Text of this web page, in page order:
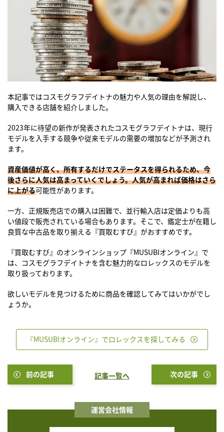
本記事ではコスモグラフデイトナの魅力や人気の理由を解説し、
購入できる店舗を紹介しました。
2023年に待望の新作が発表されたコスモグラフデイトナは、現行
モデルを入手する競争や従来モデルの需要の増加などが予測され
ます。
資産価値が高く、所有するだけでステータスを得られるため、今
後さらに人気は高まっていくでしょう。人気が高まれば価格はさら
に上がる可能性があります。
一方、正規販売店での購入は困難で、並行輸入店は定価よりも高
い値段で販売されている場合もあります。そこで、鑑定士が在籍し
良質な中古品を取り揃える『買取むすび』がおすすめです。
『買取むすび』のオンラインショップ『MUSUBIオンライン』で
は、コスモグラフデイトナを含む魅力的なロレックスのモデルを
取り扱っております。
欲しいモデルを見つけるために商品を確認してみてはいかがでし
ょうか。
『MUSUBIオンライン』でロレックスを探してみる
前の記事 記事一覧へ 次の記事
運営会社情報